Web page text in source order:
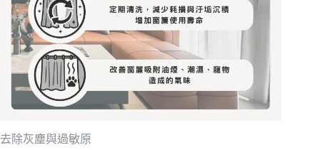
去除灰塵與過敏原